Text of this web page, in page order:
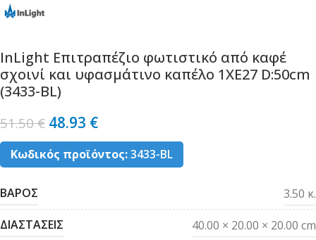
InLight Επιτραπέζιο φωτιστικό από καφέ
σχοινί και υφασμάτινο καπέλο 1XE27 D:50cm
(3433-BL)
51.50€ 48.93 €
Κωδικός προϊόντος:3433-BL
ΒΑΡΟΣ 3.50 κ.
ΔΙΑΣΤΑΣΕΙΣ 40.00 × 20.00 × 20.00 cm